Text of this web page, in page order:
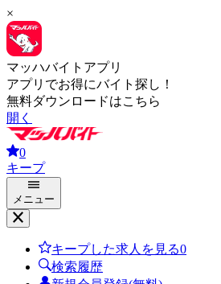
×
マッハバイトアプリ
アプリでお得にバイト探し！
無料ダウンロードはこちら
開く
0
キープ
メニュー
キープした求人を見る0
検索履歴